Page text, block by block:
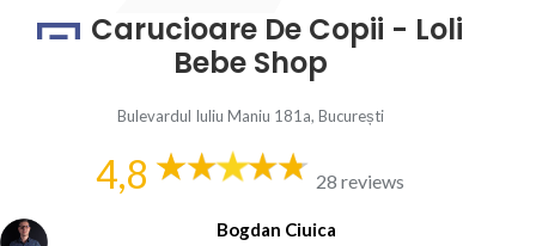
Carucioare De Copii - Loli
Bebe Shop
Bulevardul Iuliu Maniu 181a, București
4,8 28 reviews
Bogdan Ciuica